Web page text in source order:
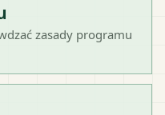
zasady programu